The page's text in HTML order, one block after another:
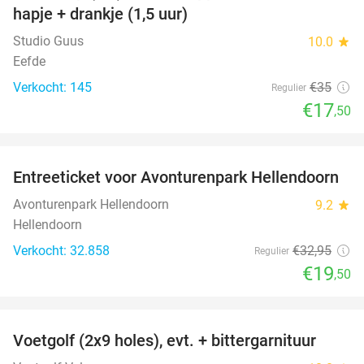
hapje + drankje (1,5 uur)
Studio Guus 10.0 star
Eefde
Verkocht: 145
Regulier €35
€17,50
41%
Entreeticket voor Avonturenpark Hellendoorn
Avonturenpark Hellendoorn 9.2 star
Hellendoorn
Verkocht: 32.858
Regulier €32,95
€19,50
40%
Voetgolf (2x9 holes), evt. + bittergarnituur